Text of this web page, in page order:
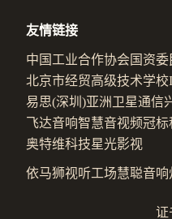
友情链接
中国工业合作协会国资委
北京市经贸高级技术学校
易思(深圳)亚洲卫星通信
飞达音响智慧音视频冠标
奥特维科技星光影视
依马狮视听工场慧聪音响
证